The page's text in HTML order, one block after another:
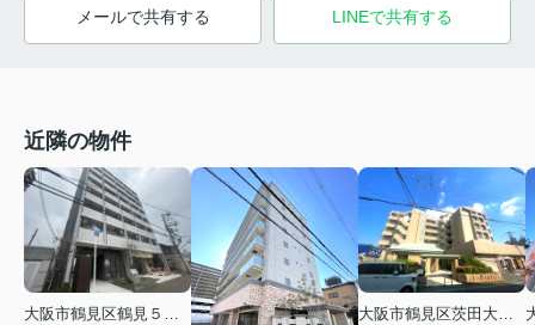
メールで共有する LINEで共有する
近隣の物件